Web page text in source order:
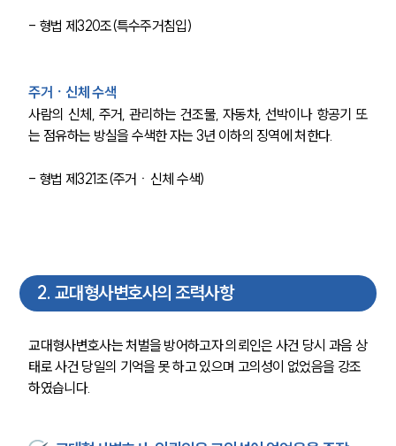
- 형법 제320조(특수주거침입)
주거ㆍ신체 수색
사람의 신체, 주거, 관리하는 건조물, 자동차, 선박이나 항공기 또
는 점유하는 방실을 수색한 자는 3년 이하의 징역에 처한다.
- 형법 제321조(주거ㆍ신체 수색)
2. 교대형사변호사의 조력사항
교대형사변호사는 처벌을 방어하고자 의뢰인은 사건 당시 과음 상
태로 사건 당일의 기억을 못 하고 있으며 고의성이 없었음을 강조
하였습니다.